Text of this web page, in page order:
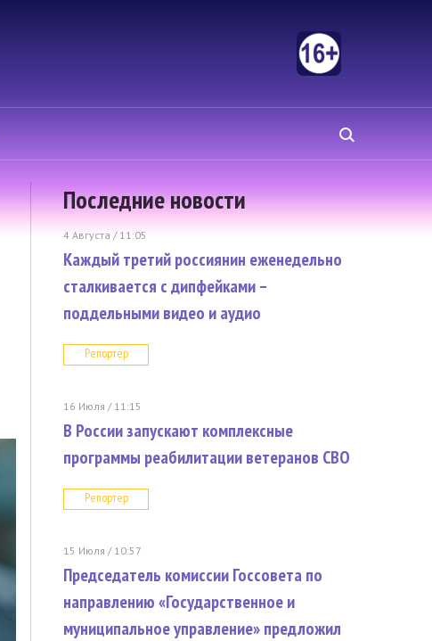
Последние новости
4 Августа / 11:05
Каждый третий россиянин еженедельно
сталкивается с дипфейками –
поддельными видео и аудио
Репортер
16 Июля / 11:15
В России запускают комплексные
программы реабилитации ветеранов СВО
Репортер
15 Июля / 10:57
Председатель комиссии Госсовета по
направлению «Государственное и
муниципальное управление» предложил